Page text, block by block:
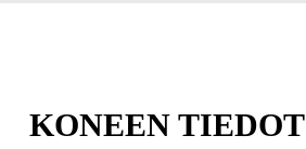
KONEEN TIEDOT